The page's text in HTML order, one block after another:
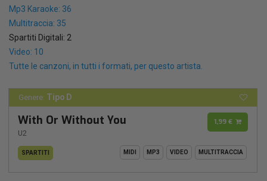
Mp3 Karaoke: 36
Multitraccia: 35
Spartiti Digitali: 2
Video: 10
Tutte le canzoni, in tutti i formati, per questo artista.
Genere: Tipo D
With Or Without You
U2
1,99 €
SPARTITI MIDI MP3 VIDEO MULTITRACCIA